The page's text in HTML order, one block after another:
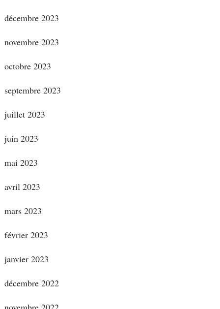
décembre 2023
novembre 2023
octobre 2023
septembre 2023
juillet 2023
juin 2023
mai 2023
avril 2023
mars 2023
février 2023
janvier 2023
décembre 2022